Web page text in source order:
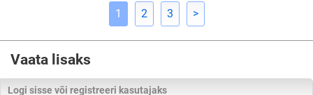
1 2 3 >
Vaata lisaks
Logi sisse või registreeri kasutajaks